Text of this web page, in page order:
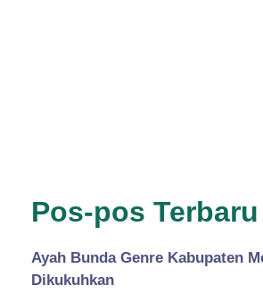
Pos-pos Terbaru
Ayah Bunda Genre Kabupaten
Dikukuhkan